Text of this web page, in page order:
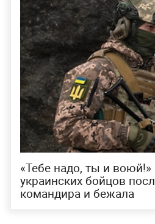
«Тебе надо, ты и воюй!»
украинских бойцов
командира и бежала